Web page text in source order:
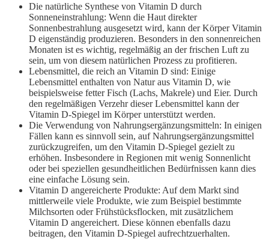
Die natürliche Synthese von Vitamin D durch
Sonneneinstrahlung: Wenn die Haut direkter
Sonnenbestrahlung ausgesetzt wird, kann der Körper Vitamin
D eigenständig produzieren. Besonders in den sonnenreichen
Monaten ist es wichtig, regelmäßig an der frischen Luft zu
sein, um von diesem natürlichen Prozess zu profitieren.
Lebensmittel, die reich an Vitamin D sind: Einige
Lebensmittel enthalten von Natur aus Vitamin D, wie
beispielsweise fetter Fisch (Lachs, Makrele) und Eier. Durch
den regelmäßigen Verzehr dieser Lebensmittel kann der
Vitamin D-Spiegel im Körper unterstützt werden.
Die Verwendung von Nahrungsergänzungsmitteln: In einigen
Fällen kann es sinnvoll sein, auf Nahrungsergänzungsmittel
zurückzugreifen, um den Vitamin D-Spiegel gezielt zu
erhöhen. Insbesondere in Regionen mit wenig Sonnenlicht
oder bei speziellen gesundheitlichen Bedürfnissen kann dies
eine einfache Lösung sein.
Vitamin D angereicherte Produkte: Auf dem Markt sind
mittlerweile viele Produkte, wie zum Beispiel bestimmte
Milchsorten oder Frühstücksflocken, mit zusätzlichem
Vitamin D angereichert. Diese können ebenfalls dazu
beitragen, den Vitamin D-Spiegel aufrechtzuerhalten.